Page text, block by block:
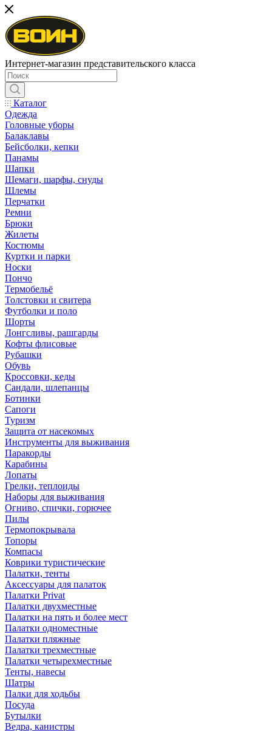
Интернет-магазин представительского класса
Каталог
Одежда
Головные уборы
Балаклавы
Бейсболки, кепки
Панамы
Шапки
Шемаги, шарфы, снуды
Шлемы
Перчатки
Ремни
Брюки
Жилеты
Костюмы
Куртки и парки
Носки
Пончо
Термобельё
Толстовки и свитера
Футболки и поло
Шорты
Лонгсливы, рашгарды
Кофты флисовые
Рубашки
Обувь
Кроссовки, кеды
Сандали, шлепанцы
Ботинки
Сапоги
Туризм
Защита от насекомых
Инструменты для выживания
Паракорды
Карабины
Лопаты
Грелки, теплоиды
Наборы для выживания
Огниво, спички, горючее
Пилы
Термопокрывала
Топоры
Компасы
Коврики туристические
Палатки, тенты
Аксессуары для палаток
Палатки Privat
Палатки двухместные
Палатки на пять и более мест
Палатки одноместные
Палатки пляжные
Палатки трехместные
Палатки четырехместные
Тенты, навесы
Шатры
Палки для ходьбы
Посуда
Бутылки
Ведра, канистры